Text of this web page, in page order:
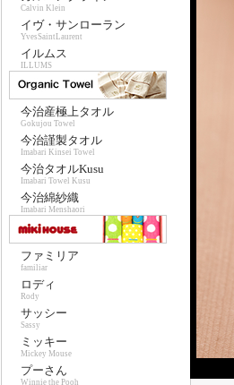
Calvin Klein
イヴ・サンローラン
YvesSaintLaurent
イルムス
ILLUMS
今治産極上タオル
Gokujou Towel
今治謹製タオル
Imabari Kinsei Towel
今治タオルKusu
Imabari Towel Kusu
今治綿紗織
Imabari Menshaori
ファミリア
familiar
ロディ
Rody
サッシー
Sassy
ミッキー
Mickey Mouse
プーさん
Winnie the Pooh